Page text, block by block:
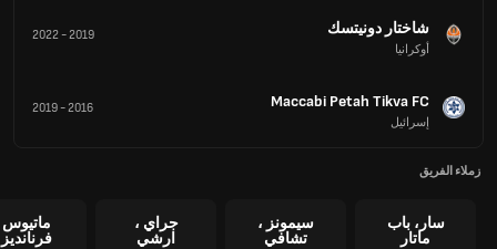
شاختار دونيتسك
أوكرانيا
2019
-
2022
Maccabi Petah Tikva FC
إسرائيل
2016
-
2019
زملاء الفريق
سار، باب
ماتار
سيمونز ،
تشافي
جراي ،
ارشي
ماتيوس
فرنانديز